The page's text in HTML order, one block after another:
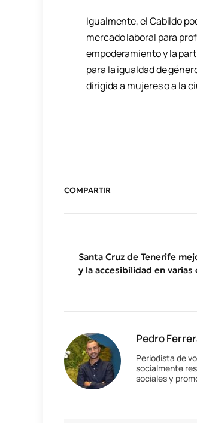
Igualmente, el Cabildo
mercado laboral para
empoderamiento y la
para la igualdad de
dirigida a mujeres o a la
COMPARTIR
Santa Cruz de Tenerife
y la accesibilidad en
Pedro
Periodista de
socialmente
sociales y